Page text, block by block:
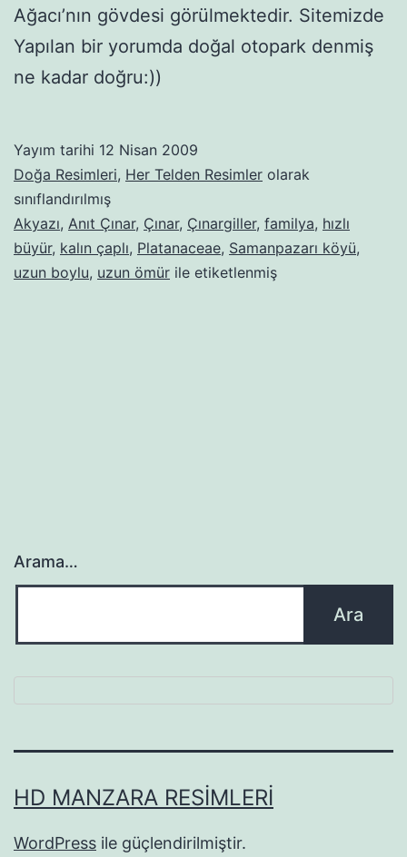
Ağacı’nın gövdesi görülmektedir. Sitemizde
Yapılan bir yorumda doğal otopark denmiş
ne kadar doğru:))
Yayım tarihi 12 Nisan 2009
Doğa Resimleri, Her Telden Resimler olarak
sınıflandırılmış
Akyazı, Anıt Çınar, Çınar, Çınargiller, familya, hızlı
büyür, kalın çaplı, Platanaceae, Samanpazarı köyü,
uzun boylu, uzun ömür ile etiketlenmiş
Arama…
HD MANZARA RESIMLERI
WordPress ile güçlendirilmiştir.